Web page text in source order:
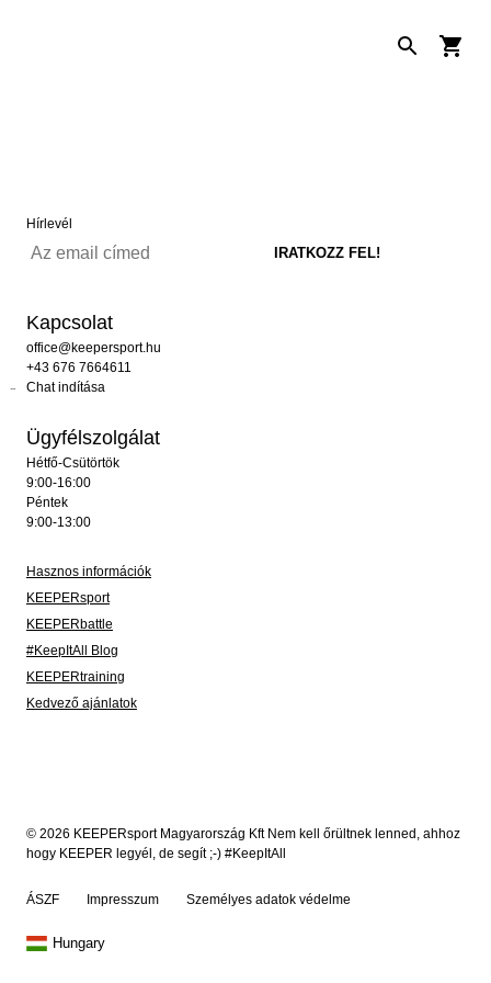
Hírlevél
Kapcsolat
office@keepersport.hu
+43 676 7664611
Chat indítása
Ügyfélszolgálat
Hétfő-Csütörtök
9:00-16:00
Péntek
9:00-13:00
Hasznos információk
KEEPERsport
KEEPERbattle
#KeepItAll Blog
KEEPERtraining
Kedvező ajánlatok
© 2026 KEEPERsport Magyarország Kft Nem kell őrültnek lenned, ahhoz
hogy KEEPER legyél, de segít ;-) #KeepItAll
ÁSZF Impresszum Személyes adatok védelme
Hungary